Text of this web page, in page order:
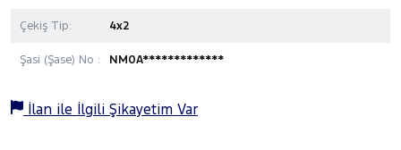
Çekiş Tip: 4x2
Şasi (Şase) No : NM0A*************
İlan ile İlgili Şikayetim Var